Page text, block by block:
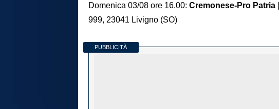
Domenica 03/08 ore 16.00: Cremonese-Pro Patria
999, 23041 Livigno (SO)
PUBBLICITÀ